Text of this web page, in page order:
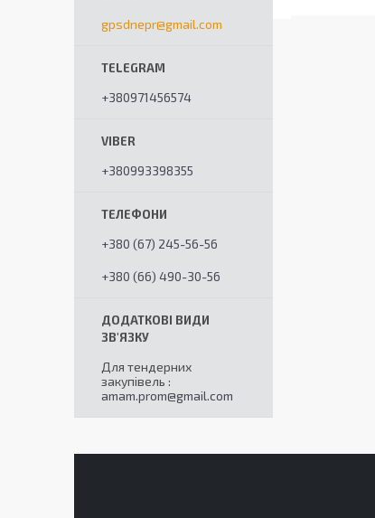
gpsdnepr@gmail.com
+380971456574
+380993398355
+380 (67) 245-56-56
+380 (66) 490-30-56
Для тендерних
закупівель
amam.prom@gmail.com